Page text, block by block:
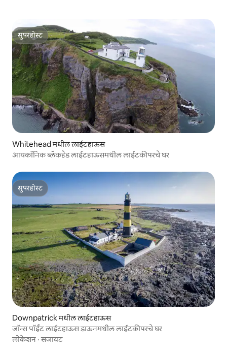
सुपरहोस्ट
सुपरहोस्ट
Whitehead मधील लाईटहाऊस
आयकॉनिक ब्लॅकहेड लाईटहाऊसमधील लाईटकीपरचे घर
सुपरहोस्ट
सुपरहोस्ट
Downpatrick मधील लाईटहाऊस
जॉन्स पॉईंट लाईटहाऊस डाऊनमधील लाईटकीपरचे घर
लोकेशन ·सजावट